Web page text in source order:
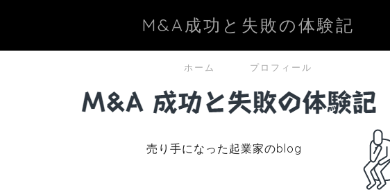
M&A成功と失敗の体験記
ホーム プロフィール
売り手になった起業家のblog